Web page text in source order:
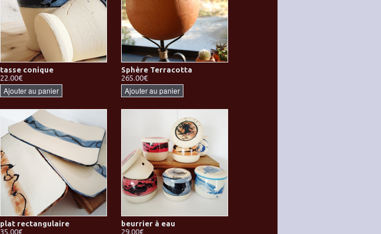
tasse conique
22.00€
Ajouter au panier
Sphère Terracotta
265.00€
Ajouter au panier
plat rectangulaire
35.00€
beurrier à eau
29.00€